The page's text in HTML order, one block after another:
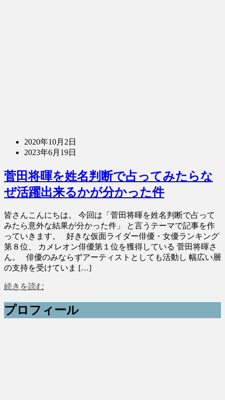
2020年10月2日
2023年6月19日
菅田将暉を姓名判断で占ってみたらな
ぜ活躍出来るかが分かった件
皆さんこんにちは。 今回は「菅田将暉を姓名判断で占って
みたら意外な結果が分かった件」 と言うテーマで記事を作
っていきます。 好きな仮面ライダー俳優・女優ランキング
第８位、 カメレオン俳優第１位を獲得している 菅田将暉さ
ん。 俳優のみならずアーティストとしても活動し 幅広い層
の支持を受けていま […]
続きを読む
プロフィール